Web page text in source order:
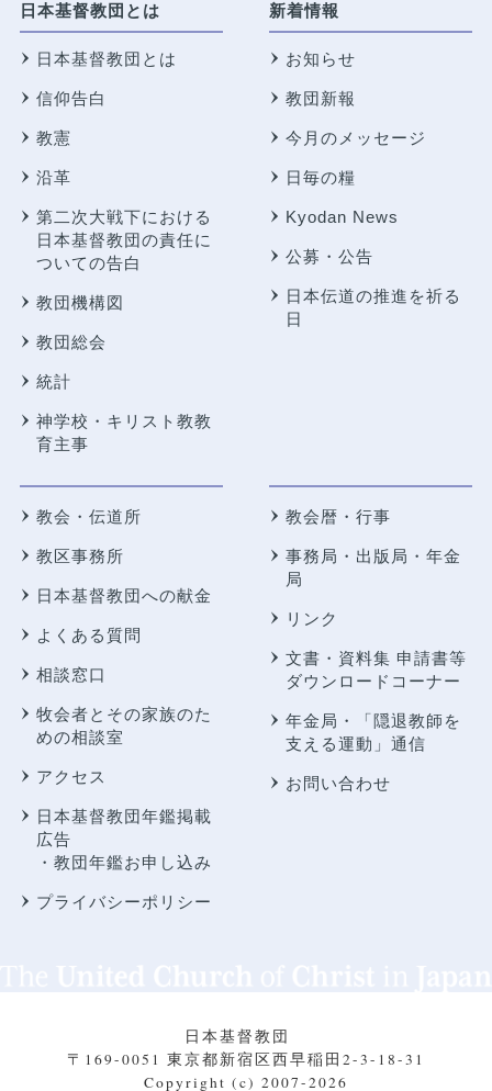
日本基督教団とは
日本基督教団とは
信仰告白
教憲
沿革
第二次大戦下における
日本基督教団の責任に
ついての告白
教団機構図
教団総会
統計
神学校・キリスト教教
育主事
新着情報
お知らせ
教団新報
今月のメッセージ
日毎の糧
Kyodan News
公募・公告
日本伝道の推進を祈る
日
教会・伝道所
教区事務所
日本基督教団への献金
よくある質問
相談窓口
牧会者とその家族のた
めの相談室
アクセス
日本基督教団年鑑掲載
広告
・教団年鑑お申し込み
プライバシーポリシー
教会暦・行事
事務局・出版局・年金
局
リンク
文書・資料集 申請書等
ダウンロードコーナー
年金局・
「隠退教師を
支える運動」通信
お問い合わせ
日本基督教団
〒169-0051 東京都新宿区西早稲田2-3-18-31
Copyright (c) 2007-2026